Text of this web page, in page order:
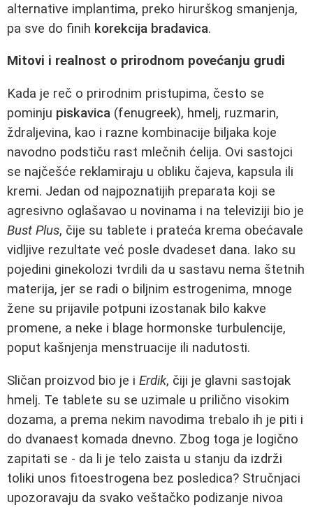
alternative implantima, preko hirurškog smanjenja,
pa sve do finih korekcija bradavica.
Mitovi i realnost o prirodnom povećanju grudi
Kada je reč o prirodnim pristupima, često se
pominju piskavica (fenugreek), hmelj, ruzmarin,
ždraljevina, kao i razne kombinacije biljaka koje
navodno podstiču rast mlečnih ćelija. Ovi sastojci
se najčešće reklamiraju u obliku čajeva, kapsula ili
kremi. Jedan od najpoznatijih preparata koji se
agresivno oglašavao u novinama i na televiziji bio je
Bust Plus, čije su tablete i prateća krema obećavale
vidljive rezultate već posle dvadeset dana. Iako su
pojedini ginekolozi tvrdili da u sastavu nema štetnih
materija, jer se radi o biljnim estrogenima, mnoge
žene su prijavile potpuni izostanak bilo kakve
promene, a neke i blage hormonske turbulencije,
poput kašnjenja menstruacije ili nadutosti.
Sličan proizvod bio je i Erdik, čiji je glavni sastojak
hmelj. Te tablete su se uzimale u prilično visokim
dozama, a prema nekim navodima trebalo ih je piti i
do dvanaest komada dnevno. Zbog toga je logično
zapitati se - da li je telo zaista u stanju da izdrži
toliki unos fitoestrogena bez posledica? Stručnjaci
upozoravaju da svako veštačko podizanje nivoa